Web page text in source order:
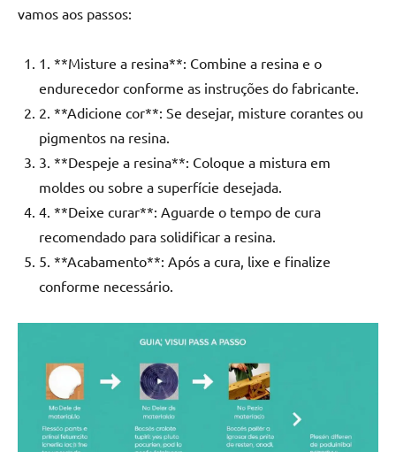
resinadas.
vamos aos passos:
1. **Misture a resina**: Combine a resina e o
endurecedor conforme as instruções do fabricante.
2. **Adicione cor**: Se desejar, misture corantes ou
pigmentos na resina.
3. **Despeje a resina**: Coloque a mistura em
moldes ou sobre a superfície desejada.
4. **Deixe curar**: Aguarde o tempo de cura
recomendado para solidificar a resina.
5. **Acabamento**: Após a cura, lixe e finalize
conforme necessário.